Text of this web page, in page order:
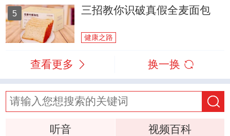
5 三招教你识破真假全麦面包
健康之路
查看更多 换一换
听音
视频百科